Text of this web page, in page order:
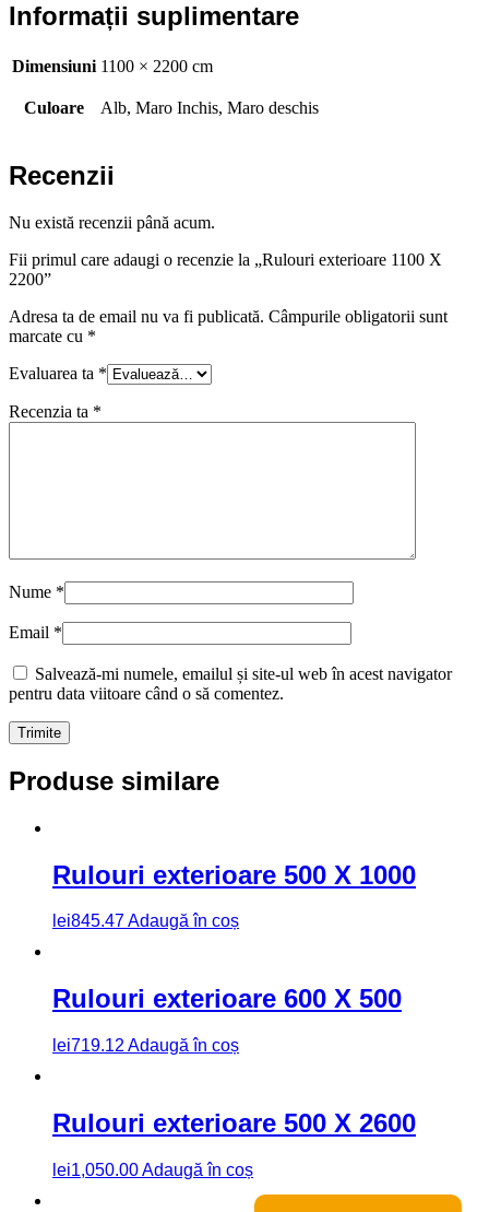
Informații suplimentare
Dimensiuni 1100 × 2200 cm
Culoare Alb, Maro Inchis, Maro deschis
Recenzii
Nu există recenzii până acum.
Fii primul care adaugi o recenzie la „Rulouri exterioare 1100 X
2200”
Adresa ta de email nu va fi publicată. Câmpurile obligatorii sunt
marcate cu *
Evaluarea ta *
Recenzia ta *
Nume *
Email *
Salvează-mi numele, emailul și site-ul web în acest navigator
pentru data viitoare când o să comentez.
Produse similare
Rulouri exterioare 500 X 1000
lei845.47Adaugă în coș
Rulouri exterioare 600 X 500
lei719.12 Adaugă în coș
Rulouri exterioare 500 X 2600
lei1,050.00Adaugă în coș